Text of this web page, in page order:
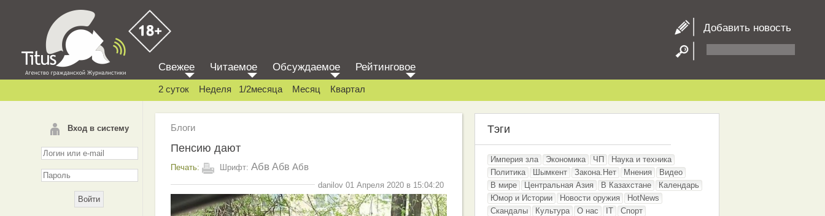
Добавить новость
Вход в систему
Свежее Читаемое Обсуждаемое Рейтинговое
2 суток Неделя 1/2месяца Месяц Квартал
Блоги
Пенсию дают
Печать: Шрифт: Абв Абв Абв
danilov 01 Апреля 2020 в 15:04:20
Тэги
Империя зла Экономика ЧП
Наука и техника
Политика
Шымкент Закона.Нет Мнения
Видео
В мире
Центральная Азия В Казахстане
Календарь
Юмор и Истории
Новости оружия
HotNews
Скандалы
Культура О нас IT
Спорт